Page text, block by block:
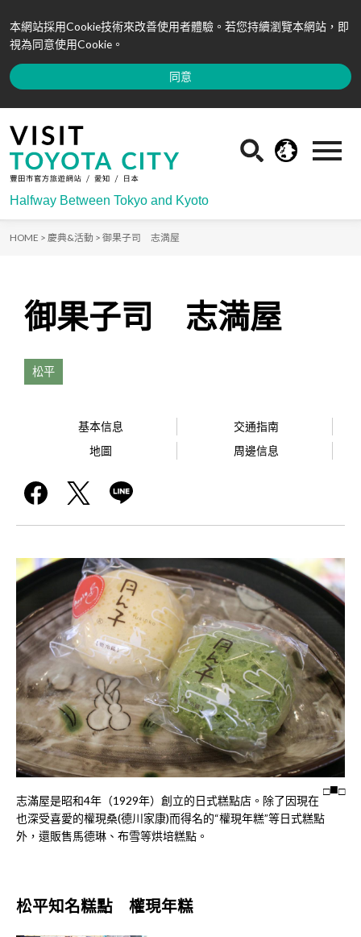
本網站採用Cookie技術來改善使用者體驗。若您持續瀏覽本網站，即
視為同意使用Cookie。
同意
Halfway Between Tokyo and Kyoto
HOME > 慶典&活動 > 御果子司 志満屋
御果子司 志満屋
松平
基本信息
交通指南
地圖
周邊信息
□ □
志滿屋是昭和4年（1929年）創立的日式糕點店。除了因現在
也深受喜愛的權現桑(德川家康)而得名的“權現年糕”等日式糕點
外，還販售馬德琳、布雪等烘培糕點。
松平知名糕點 權現年糕